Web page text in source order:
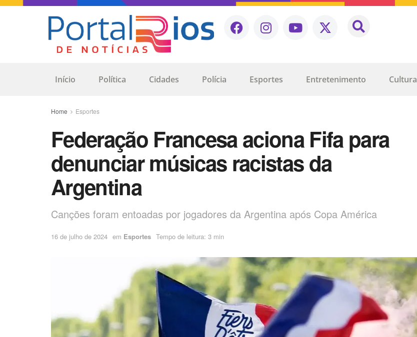
Início Política Cidades Polícia Esportes Entretenimento Cultura
Home Esportes
Federação Francesa aciona Fifa para
denunciar músicas racistas da
Argentina
Canções foram entoadas por jogadores da Argentina após Copa América
16 de julho de 2024 em Esportes Tempo de leitura: 3 min